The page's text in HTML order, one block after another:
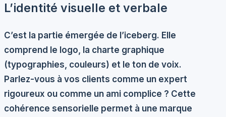
L’identité visuelle et verbale
C’est la partie émergée de l’iceberg. Elle
comprend le logo, la charte graphique
(typographies, couleurs) et le ton de voix.
Parlez-vous à vos clients comme un expert
rigoureux ou comme un ami complice ? Cette
cohérence sensorielle permet à une marque